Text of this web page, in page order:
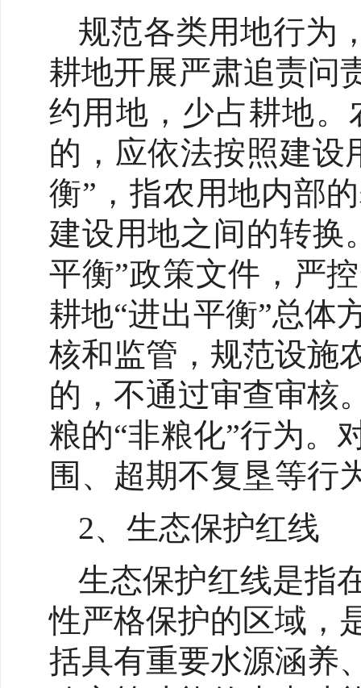
规范各类用地行为
耕地开展严肃追责问
约用地，少占耕地
的，应依法按照建设
衡”，指农用地内部
建设用地之间的转换
平衡”政策文件，严
耕地“进出平衡”总体
核和监管，规范设施
的，不通过审查审核
粮的“非粮化”行为。
围、超期不复垦等行
2、生态保护红线
生态保护红线是指
性严格保护的区域，
括具有重要水源涵养